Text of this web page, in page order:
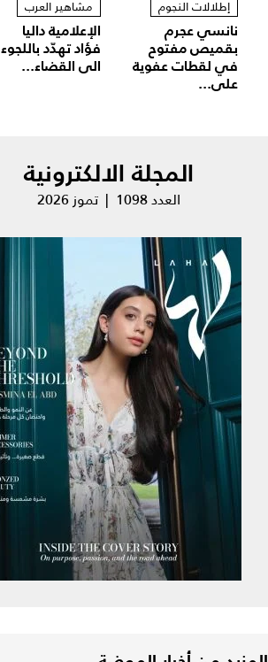
إطلالات النجوم
نانسي عجرم
بقميص مفتوح
في لقطات عفوية
على...
مشاهير العرب
الإعلامية داليا
فؤاد تهدّد باللجوء
الى القضاء...
المجلة الالكترونية
العدد 1098 | تموز 2026